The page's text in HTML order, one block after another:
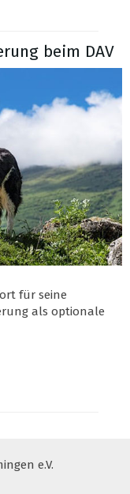
beim DAV
für seine
als optionale
e.V.